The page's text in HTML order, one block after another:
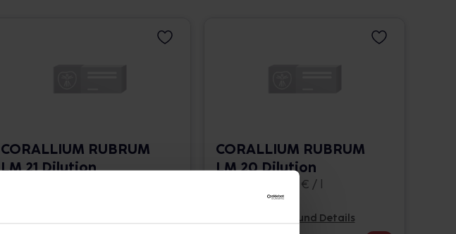
CORALLIUM RUBRUM
LM 21 Dilution
CORALLIUM RUBRUM
LM 20 Dilution
10 ml • 1.662,00 € / l
Pflichtangaben und Details